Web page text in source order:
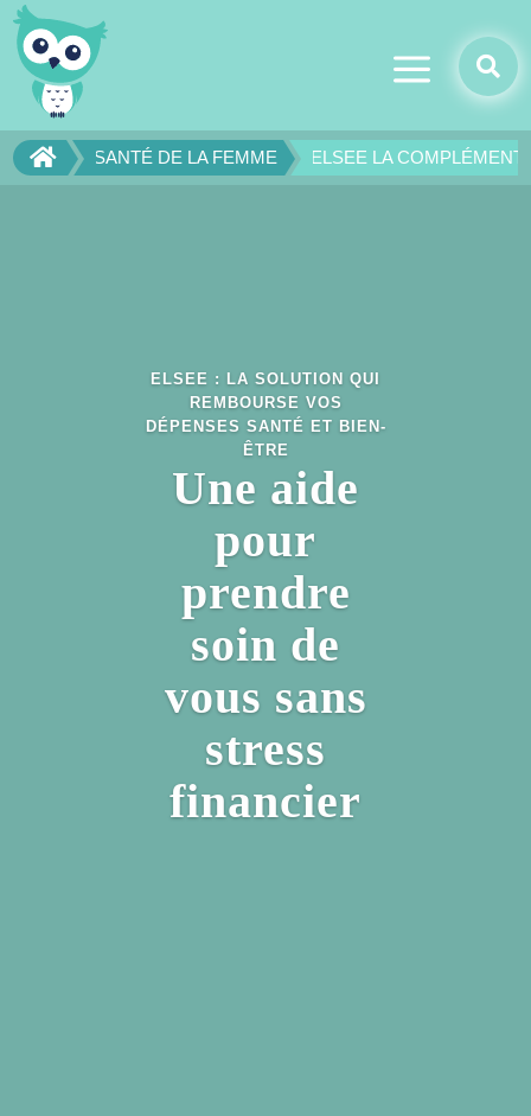
a 
 SANTÉ DE LA FEMME ELSEE LA
ELSEE : LA SOLUTION QUI
REMBOURSE VOS
DÉPENSES SANTÉ ET BIEN-
ÊTRE
Une aide
pour
prendre
soin de
vous sans
stress
financier